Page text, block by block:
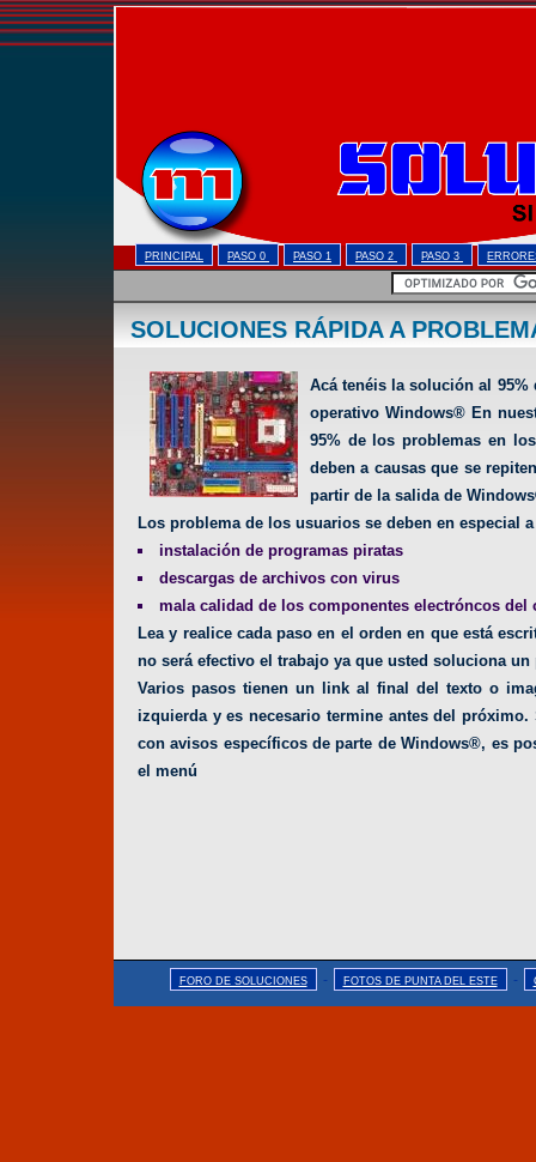
PRINCIPAL PASO 0 PASO 1 PASO 2 PASO 3
SOLUCIONES RÁPIDA A
Acá tenéis la solución al
operativo Windows® En
95% de los problemas en
deben a causas que se
partir de la salida de
Los problema de los usuarios se deben en especial
instalación de programas piratas
descargas de archivos con virus
mala calidad de los componentes electróncos del
Lea y realice cada paso en el orden en que está
no será efectivo el trabajo ya que usted soluciona
Varios pasos tienen un link al final del texto o
izquierda y es necesario termine antes del
con avisos específicos de parte de Windows®, es
el menú
FORO DE SOLUCIONES - FOTOS DE PUNTA DEL ESTE -